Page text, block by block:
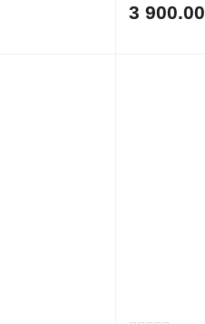
3 900.00